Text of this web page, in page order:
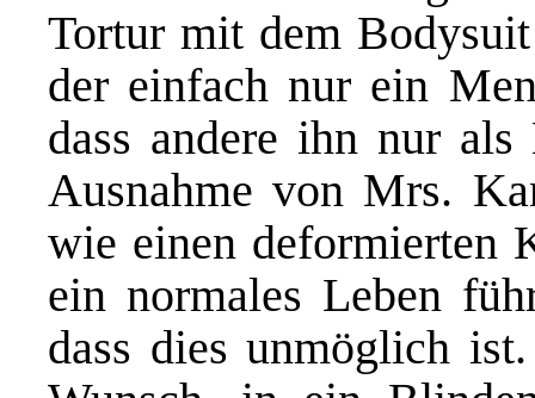
Tortur mit dem
der einfach nur ein
dass andere ihn nur
Ausnahme von Mrs.
wie einen deformierten
ein normales Leben
dass dies unmöglich